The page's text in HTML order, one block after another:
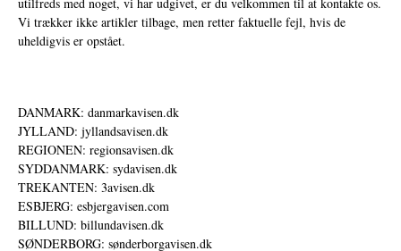
Vi trækker ikke artikler tilbage, men retter faktuelle fejl, hvis de
uheldigvis er opstået.
DANMARK: danmarkavisen.dk
JYLLAND: jyllandsavisen.dk
REGIONEN: regionsavisen.dk
SYDDANMARK: sydavisen.dk
TREKANTEN: 3avisen.dk
ESBJERG: esbjergavisen.com
BILLUND: billundavisen.dk
SØNDERBORG: sønderborgavisen.dk